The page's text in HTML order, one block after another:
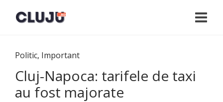
Politic, Important
Cluj-Napoca: tarifele de taxi
au fost majorate